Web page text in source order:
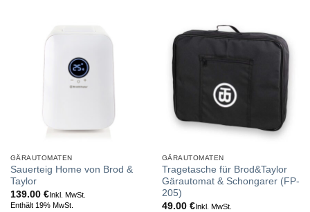
GÄRAUTOMATEN
Sauerteig Home von Brod &
Taylor
139.00 €Inkl. MwSt.
Enthält 19% MwSt.
GÄRAUTOMATEN
Tragetasche für Brod&Taylor
Gärautomat & Schongarer (FP-
205)
49.00 €Inkl. MwSt.